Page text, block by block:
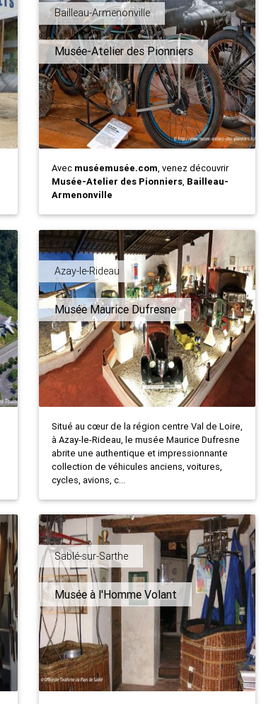
Bailleau-Armenonville
Musée-Atelier des Pionniers
Avec muséemusée.com, venez découvrir
Musée-Atelier des Pionniers, Bailleau-
Armenonville
Azay-le-Rideau
Musée Maurice Dufresne
Situé au cœur de la région centre Val de Loire,
à Azay-le-Rideau, le musée Maurice Dufresne
abrite une authentique et impressionnante
collection de véhicules anciens, voitures,
cycles, avions, c...
Sablé-sur-Sarthe
Musée à l'Homme Volant